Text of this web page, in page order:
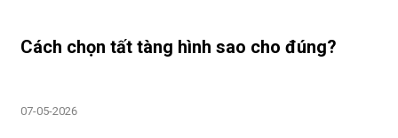
Cách chọn tất tàng hình sao cho đúng?
07-05-2026